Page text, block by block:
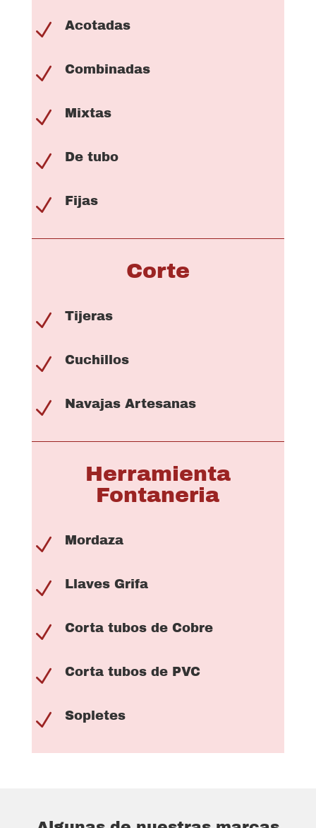
N Acotadas
N Combinadas
N Mixtas
N De tubo
N Fijas
Corte
N Tijeras
N Cuchillos
N Navajas Artesanas
Herramienta
Fontaneria
N Mordaza
N Llaves Grifa
N Corta tubos de Cobre
N Corta tubos de PVC
N Sopletes